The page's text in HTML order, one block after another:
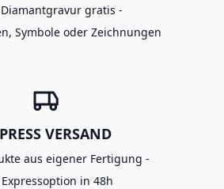
gratis -
Symbole oder Zeichnungen
VERSAND
aus eigener Fertigung -
in 48h